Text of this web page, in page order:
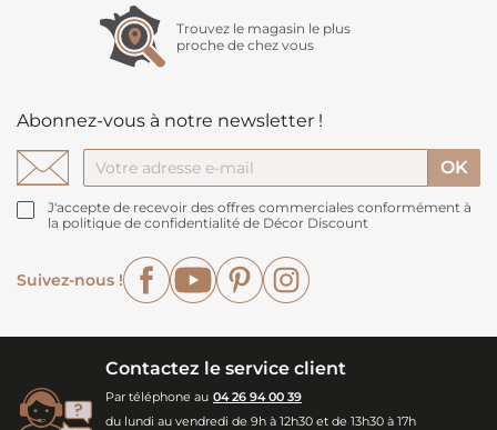
Trouvez le magasin le plus
proche de chez vous
Abonnez-vous à notre newsletter !
J'accepte de recevoir des offres commerciales conformément à
la politique de confidentialité de Décor Discount
Suivez-nous !
FacebookYouTubePinterest
Contactez le service client
Par téléphone au 04 26 94 00 39
du lundi au vendredi de 9h à 12h30 et de 13h30 à 17h